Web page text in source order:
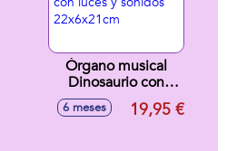
Órgano musical
Dinosaurio con
actividades 2 en 1,
con luces y sonidos
6 meses 19,95 €